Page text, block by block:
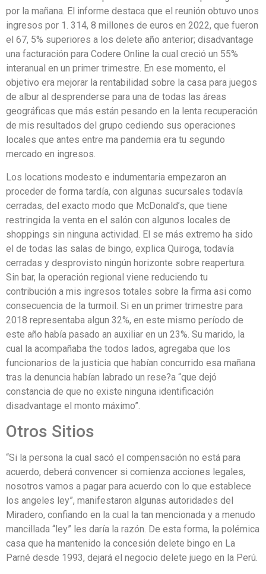
por la mañana. El informe destaca que el reunión obtuvo unos
ingresos por 1. 314, 8 millones de euros en 2022, que fueron
el 67, 5% superiores a los delete año anterior; disadvantage
una facturación para Codere Online la cual creció un 55%
interanual en un primer trimestre. En ese momento, el
objetivo era mejorar la rentabilidad sobre la casa para juegos
de albur al desprenderse para una de todas las áreas
geográficas que más están pesando en la lenta recuperación
de mis resultados del grupo cediendo sus operaciones
locales que antes entre ma pandemia era tu segundo
mercado en ingresos.
Los locations modesto e indumentaria empezaron an
proceder de forma tardía, con algunas sucursales todavía
cerradas, del exacto modo que McDonald’s, que tiene
restringida la venta en el salón con algunos locales de
shoppings sin ninguna actividad. El se más extremo ha sido
el de todas las salas de bingo, explica Quiroga, todavía
cerradas y desprovisto ningún horizonte sobre reapertura.
Sin bar, la operación regional viene reduciendo tu
contribución a mis ingresos totales sobre la firma asi como
consecuencia de la turmoil. Si en un primer trimestre para
2018 representaba algun 32%, en este mismo período de
este año había pasado an auxiliar en un 23%. Su marido, la
cual la acompañaba the todos lados, agregaba que los
funcionarios de la justicia que habían concurrido esa mañana
tras la denuncia habían labrado un rese?a “que dejó
constancia de que no existe ninguna identificación
disadvantage el monto máximo”.
Otros Sitios
“Si la persona la cual sacó el compensación no está para
acuerdo, deberá convencer si comienza acciones legales,
nosotros vamos a pagar para acuerdo con lo que establece
los angeles ley”, manifestaron algunas autoridades del
Miradero, confiando en la cual la tan mencionada y a menudo
mancillada “ley” les daría la razón. De esta forma, la polémica
casa que ha mantenido la concesión delete bingo en La
Parné desde 1993, dejará el negocio delete juego en la Perú.